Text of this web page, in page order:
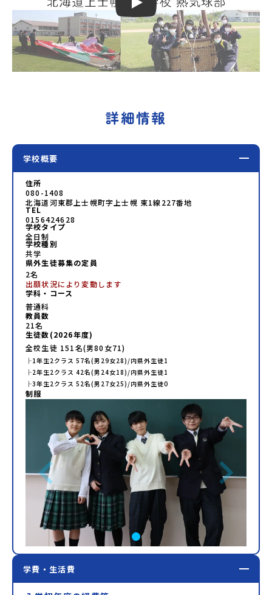
Play
詳細情報
学校概要
住所
080-1408
北海道河東郡上士幌町字上士幌 東1線227番地
TEL
0156424628
学校タイプ
全日制
学校種別
共学
県外生徒募集の定員
2名
出願状況により変動します
学科・コース
普通科
教員数
21名
生徒数(2026年度)
全校生徒 151名(男80 女71)
├1年生2 クラス 57名(男 29女28)/内県外生徒1
├2年生2 クラス 42名(男 24女18)/内県外生徒1
├3年生2 クラス 52名(男 27女25)/内県外生徒0
制服
学費・生活費